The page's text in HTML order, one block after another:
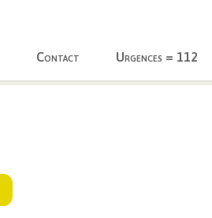
Contact Urgences = 112